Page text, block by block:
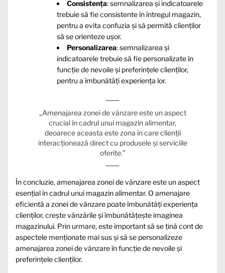
Consistența: semnalizarea și indicatoarele
trebuie să fie consistente în întregul magazin,
pentru a evita confuzia și să permită clienților
să se orienteze ușor.
Personalizarea: semnalizarea și
indicatoarele trebuie să fie personalizate în
funcție de nevoile și preferințele clienților,
pentru a îmbunătăți experiența lor.
„Amenajarea zonei de vânzare este un aspect
crucial în cadrul unui magazin alimentar,
deoarece aceasta este zona în care clienții
interacționează direct cu produsele și serviciile
oferite.”
În concluzie, amenajarea zonei de vânzare este un aspect
esențial în cadrul unui magazin alimentar. O amenajare
eficientă a zonei de vânzare poate îmbunătăți experiența
clienților, crește vânzările și îmbunătățește imaginea
magazinului. Prin urmare, este important să se țină cont de
aspectele menționate mai sus și să se personalizeze
amenajarea zonei de vânzare în funcție de nevoile și
preferințele clienților.